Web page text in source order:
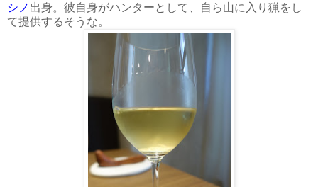
シノ 出身。彼自身がハンターとして、自ら山に入り猟をし
て提供するそうな。